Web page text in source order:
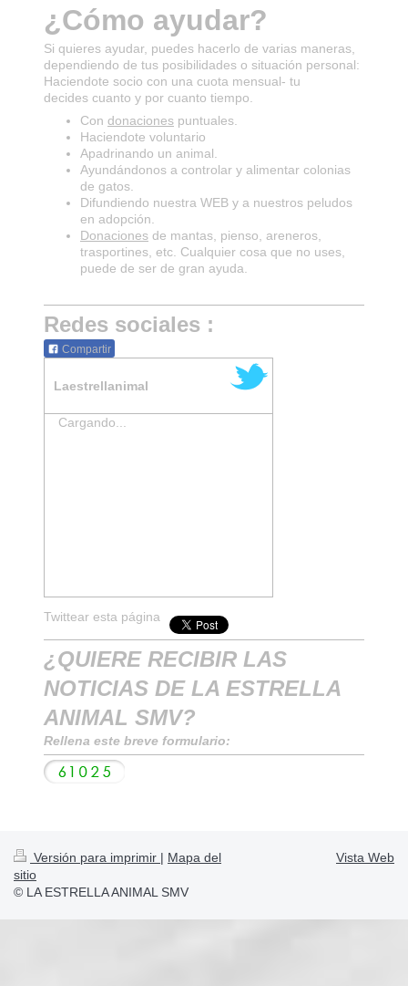
¿Cómo ayudar?
Si quieres ayudar, puedes hacerlo de varias maneras,
dependiendo de tus posibilidades o situación personal:
Haciendote socio con una cuota mensual- tu
decides cuanto y por cuanto tiempo.
Con donaciones puntuales.
Haciendote voluntario
Apadrinando un animal.
Ayundándonos a controlar y alimentar colonias
de gatos.
Difundiendo nuestra WEB y a nuestros peludos
en adopción.
Donaciones de mantas, pienso, areneros,
trasportines, etc. Cualquier cosa que no uses,
puede de ser de gran ayuda.
Redes sociales :
Compartir
Laestrellanimal
Cargando...
Twittear esta página
¿QUIERE RECIBIR LAS
NOTICIAS DE LA ESTRELLA
ANIMAL SMV?
Rellena este breve formulario:
Versión para imprimir | Mapa del
sitio
© LA ESTRELLA ANIMAL SMV
Vista Web